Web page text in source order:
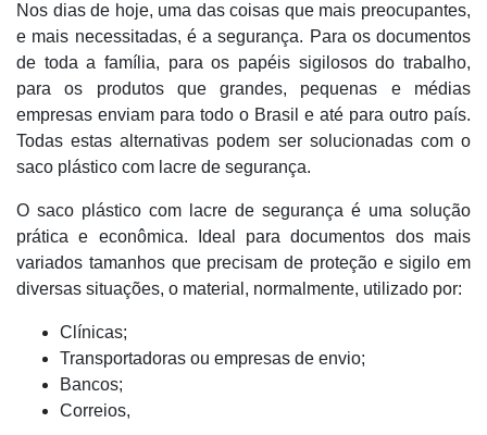
Nos dias de hoje, uma das coisas que mais preocupantes,
e mais necessitadas, é a segurança. Para os documentos
de toda a família, para os papéis sigilosos do trabalho,
para os produtos que grandes, pequenas e médias
empresas enviam para todo o Brasil e até para outro país.
Todas estas alternativas podem ser solucionadas com o
saco plástico com lacre de segurança.
O saco plástico com lacre de segurança é uma solução
prática e econômica. Ideal para documentos dos mais
variados tamanhos que precisam de proteção e sigilo em
diversas situações, o material, normalmente, utilizado por:
Clínicas;
Transportadoras ou empresas de envio;
Bancos;
Correios,